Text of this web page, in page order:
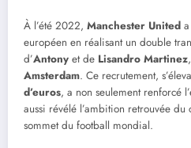
À l’été 2022, Manchester United
européen en réalisant un double
d’Antony et de Lisandro Martinez
Amsterdam. Ce recrutement,
d’euros, a non seulement renforcé
aussi révélé l’ambition retrouvée
sommet du football mondial.